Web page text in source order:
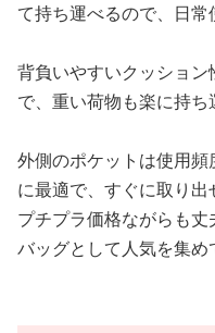
て持ち運べるので、日常
背負いやすいクッショ
で、重い荷物も楽に持ち
外側のポケットは使用
に最適で、すぐに取り出
プチプラ価格ながらも
バッグとして人気を集め